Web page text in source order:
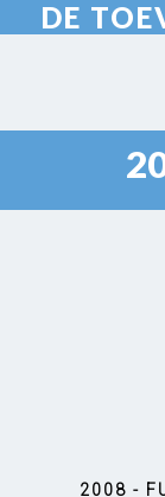
DE
2008 -